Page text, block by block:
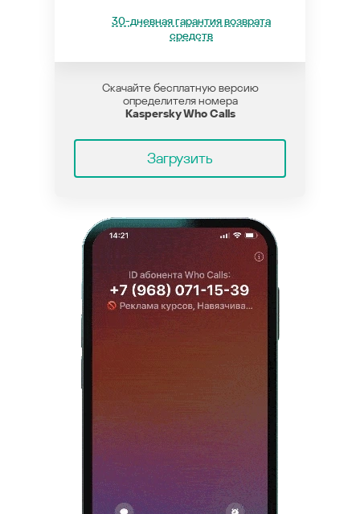
30-дневная гарантия возврата
средств
Скачайте бесплатную версию
определителя номера
Kaspersky Who Calls
Загрузить